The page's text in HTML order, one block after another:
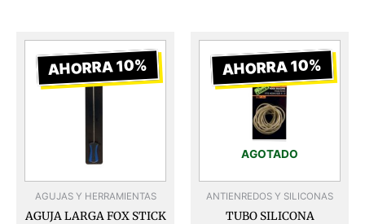
AHORRA 10%
AGUJAS Y HERRAMIENTAS
AGUJA LARGA FOX STICK
El
precio
original
El
precio
actual
AHORRA 10%
AGOTADO
ANTIENREDOS Y SILICONAS
TUBO SILICONA
El
precio
original
era:
€4,50.
El